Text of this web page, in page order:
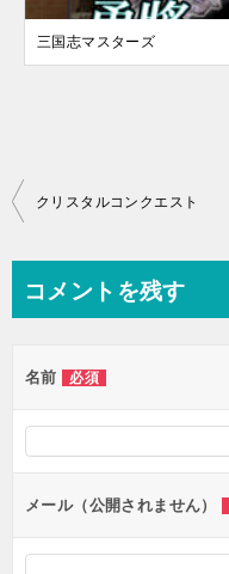
三国志マスターズ
投
ビ
ー
シ
ョ
ン
クリスタルコンクエスト
コメントを残す
名前 必須
メール（公開されません）